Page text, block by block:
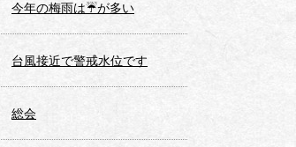
今年の梅雨は☔️が多い
台風接近で警戒水位です
総会